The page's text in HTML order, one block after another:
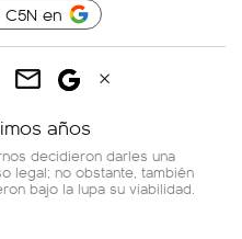
en
decidieron darles una
legal; no obstante, también
bajo la lupa su viabilidad.